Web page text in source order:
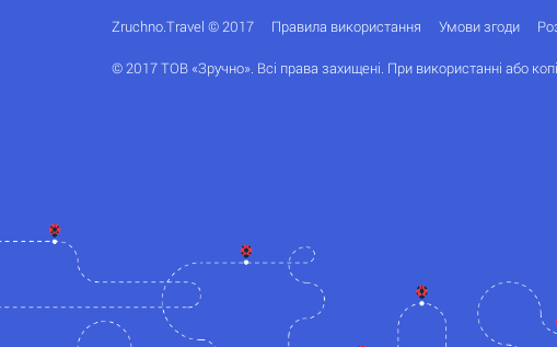
Zruchno.Travel © 2017 Правила використання Умови згоди
© 2017 ТОВ «Зручно». Всі права захищені. При використанні або